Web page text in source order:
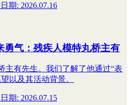
期: 2026.07.16
勇气：残疾人模特丸桥主有
主有先生。我们了解了他通过“表
以及其活动背景。
期: 2026.07.15